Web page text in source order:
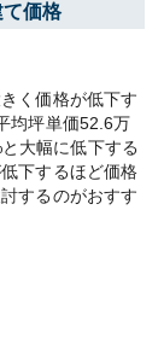
価格
く価格が低下す
均坪単価52.6万
大幅に低下する
下するほど価格
するのがおすす